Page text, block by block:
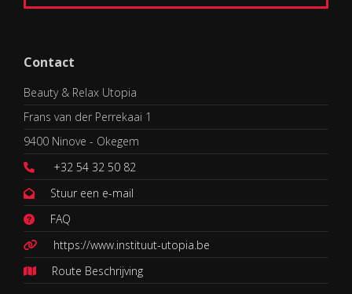
Contact
Beauty & Relax Utopia
Frans van der Perrekaai 1
9400 Ninove - Okegem
+32 54 32 50 82
Stuur een e-mail
FAQ
https://www.instituut-utopia.be
Route Beschrijving